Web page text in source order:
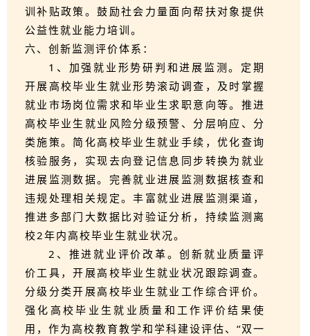
训补贴政策。鼓励社会力量面向帮扶对象提供
公益性就业能力培训。
六、创新监测评价体系：
1、加强就业形势研判和进展监测。定期
开展高校毕业生就业形势滚动调查，及时掌握
就业市场岗位需求和毕业生求职意向等。推进
高校毕业生就业风险分级预警、分层响应、分
类施策。简化高校毕业生就业手续，优化查询
核验服务，实现去向登记信息同步转换为就业
进展监测数据。完善就业进展监测数据核查和
违规处理相关规定。丰富就业进展监测渠道，
推进多部门大数据比对验证分析，持续监测离
校2年内高校毕业生就业状况。
2、推进就业评价改革。创新就业质量评
价工具，开展高校毕业生就业状况跟踪调查。
分级分类开展高校毕业生就业工作综合评价。
强化高校毕业生就业质量和工作评价结果使
用，作为高校教育教学和学科建设评估、“双一